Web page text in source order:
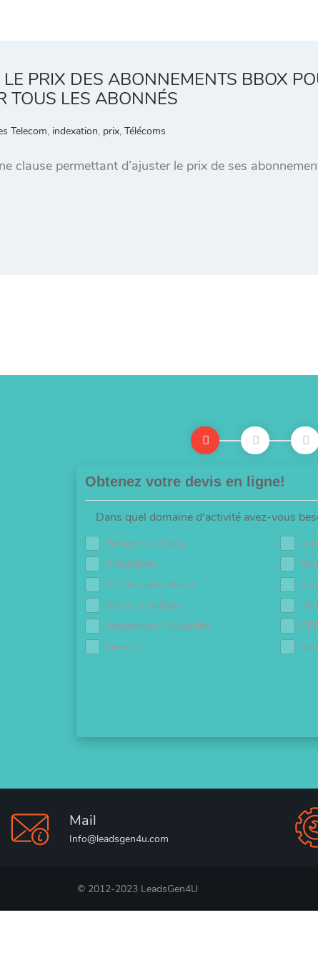
LE PRIX DES ABONNEMENTS BBOX
TOUS LES ABONNÉS
Telecom, indexation, prix, Télécoms
clause permettant d’ajuster le prix de ses
Obtenez votre devis en ligne!
Dans quel domaine d'activité avez-vous
Pompes à chaleur
Chaudières
ITE (Isolation Murs)
Volets / Fenêtres
Assurances / Mutuelles
Finance
Mail
Info@leadsgen4u.com
© 2012-2023 LeadsGen4U